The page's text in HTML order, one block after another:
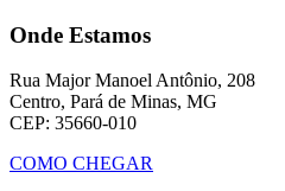
Onde Estamos
Rua Major Manoel Antônio, 208
Centro, Pará de Minas, MG
CEP: 35660-010
COMO CHEGAR